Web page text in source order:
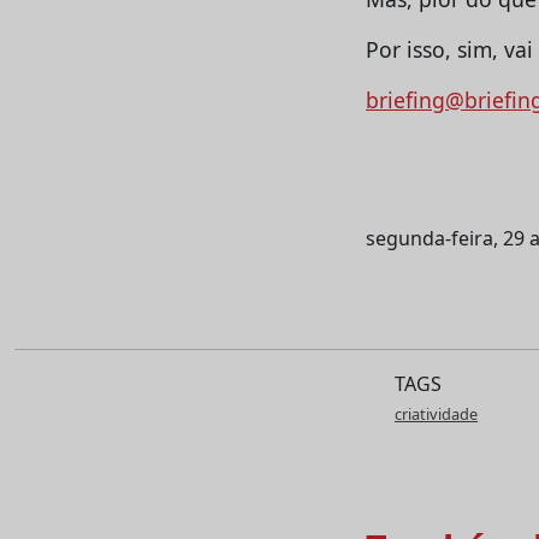
Por isso, sim,
segunda-feira, 29
TAGS
criatividade